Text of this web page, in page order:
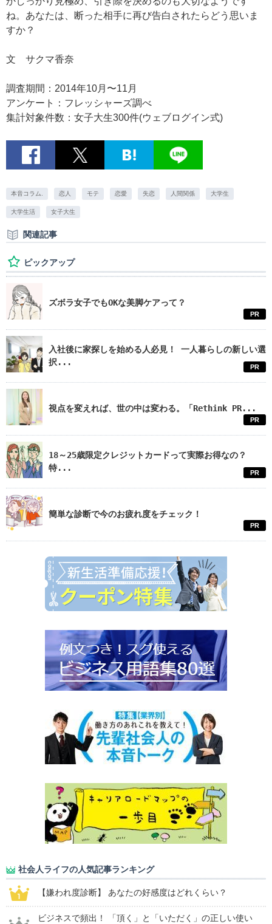
ね。あなたは、断った相手に再び告白されたらどう思いま
すか？
文 サクマ香奈
調査期間：2014年10月〜11月
アンケート：フレッシャーズ調べ
集計対象件数：女子大生300件(ウェブログイン式)
本音コラム. 恋人 モテ 恋愛 失恋 人間関係 大学生
大学生活 女子大生
関連記事
ピックアップ
ズボラ女子でもOKな美脚ケアって？
PR
入社後に家探しを始める人必見！ 一人暮らしの新しい選
択...
PR
視点を変えれば、世の中は変わる。「Rethink PR...
PR
18～25歳限定クレジットカードって実際お得なの？
特...
PR
簡単な診断で今のお疲れ度をチェック！
PR
社会人ライフの人気記事ランキング
【嫌われ度診断】 あなたの好感度はどれくらい？
ビジネスで頻出！ 「頂く」と「いただく」の正しい使い